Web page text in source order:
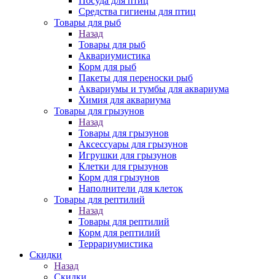
Средства гигиены для птиц
Товары для рыб
Назад
Товары для рыб
Аквариумистика
Корм для рыб
Пакеты для переноски рыб
Аквариумы и тумбы для аквариума
Химия для аквариума
Товары для грызунов
Назад
Товары для грызунов
Аксессуары для грызунов
Игрушки для грызунов
Клетки для грызунов
Корм для грызунов
Наполнители для клеток
Товары для рептилий
Назад
Товары для рептилий
Корм для рептилий
Террариумистика
Скидки
Назад
Скидки